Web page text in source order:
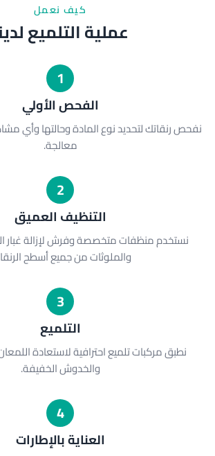
كيف نعمل
عملية التلميع
1
الفحص الأولي
نفحص رنقاتك لتحديد نوع المادة وحالتها وأي
معالجة.
2
التنظيف العميق
نستخدم منظفات متخصصة وفرش لإزالة غبار
والملوثات من جميع أسطح
3
التلميع
نطبق مركبات تلميع احترافية لاستعادة
والخدوش الخفيفة.
4
العناية بالإطارات